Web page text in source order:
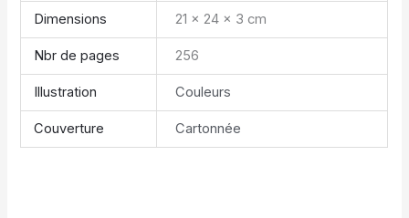
Dimensions 21 × 24 × 3 cm
Nbr de pages 256
Illustration Couleurs
Couverture Cartonnée